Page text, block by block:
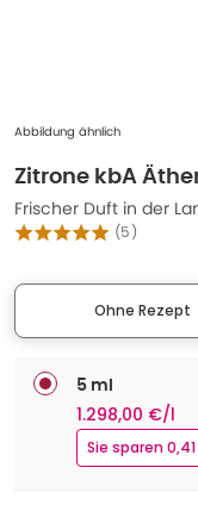
Abbildung ähnlich
Zitrone kbA
Frischer Duft in der
(5)
Ohne Rezept
5 ml
1.298,00 €/l
Sie sparen